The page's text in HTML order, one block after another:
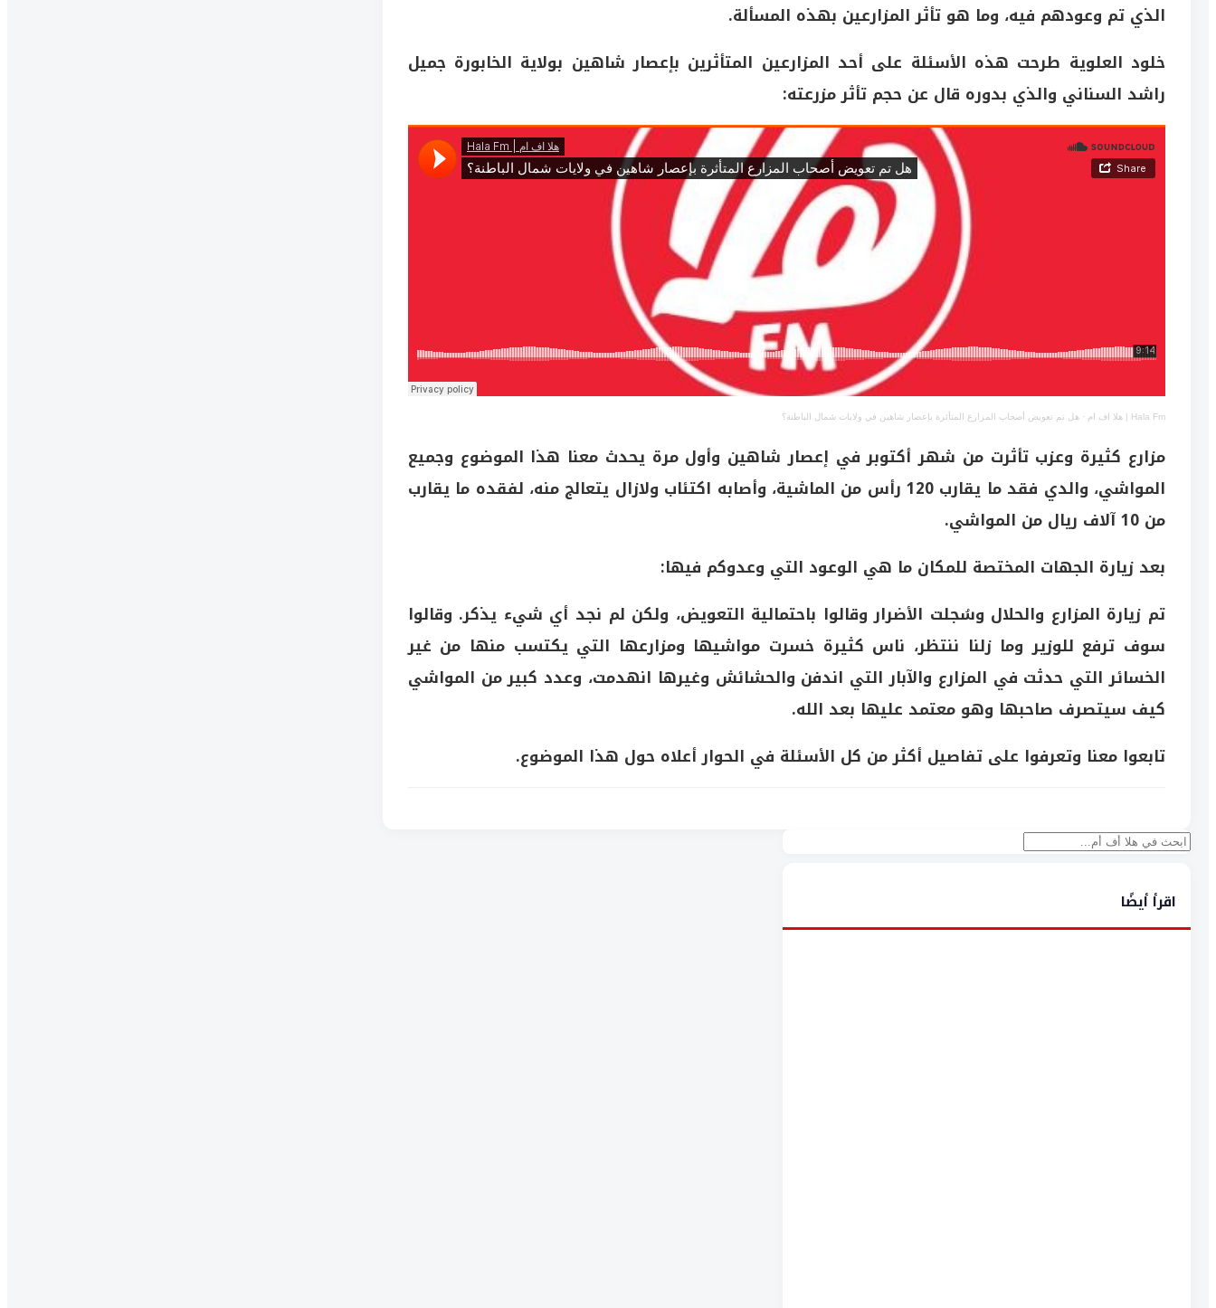
الذي تم وعودهم فيه، وما هو تأثر المزارعين بهذه المسألة.
خلود العلوية طرحت هذه الأسئلة على أحد المزارعين المتأثرين بإعصار شاهين بولاية الخابورة جميل
راشد السناني والذي بدوره قال عن حجم تأثر مزرعته:
Hala Fm | هلا اف ام · هل تم تعويض أصحاب المزارع المتأثرة بإعصار شاهين في ولايات شمال الباطنة؟
مزارع كثيرة وعزب تأثرت من شهر أكتوبر في إعصار شاهين وأول مرة يحدث معنا هذا الموضوع وجميع
المواشي، والدي فقد ما يقارب 120 رأس من الماشية، وأصابه اكتئاب ولازال يتعالج منه، لفقده ما يقارب
من 10 آلاف ريال من المواشي.
بعد زيارة الجهات المختصة للمكان ما هي الوعود التي وعدوكم فيها:
تم زيارة المزارع والحلال وسُجلت الأضرار وقالوا باحتمالية التعويض، ولكن لم نجد أي شيء يذكر. وقالوا
سوف ترفع للوزير وما زلنا ننتظر، ناس كثيرة خسرت مواشيها ومزارعها التي يكتسب منها من غير
الخسائر التي حدثت في المزارع والآبار التي اندفن والحشائش وغيرها انهدمت، وعدد كبير من المواشي
كيف سيتصرف صاحبها وهو معتمد عليها بعد الله.
تابعوا معنا وتعرفوا على تفاصيل أكثر من كل الأسئلة في الحوار أعلاه حول هذا الموضوع.
بحث
اقرأ أيضًا